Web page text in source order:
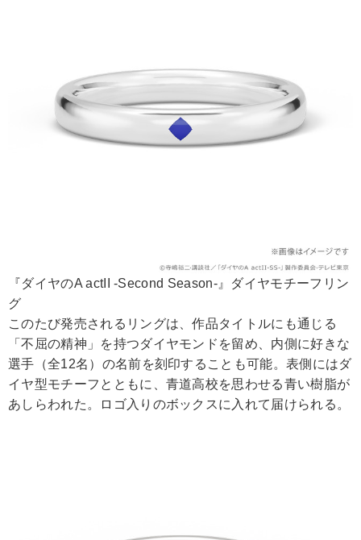
『ダイヤのA actII -Second Season-』ダイヤモチーフリン
グ
このたび発売されるリングは、作品タイトルにも通じる
「不屈の精神」を持つダイヤモンドを留め、内側に好きな
選手（全12名）の名前を刻印することも可能。表側にはダ
イヤ型モチーフとともに、青道高校を思わせる青い樹脂が
あしらわれた。ロゴ入りのボックスに入れて届けられる。